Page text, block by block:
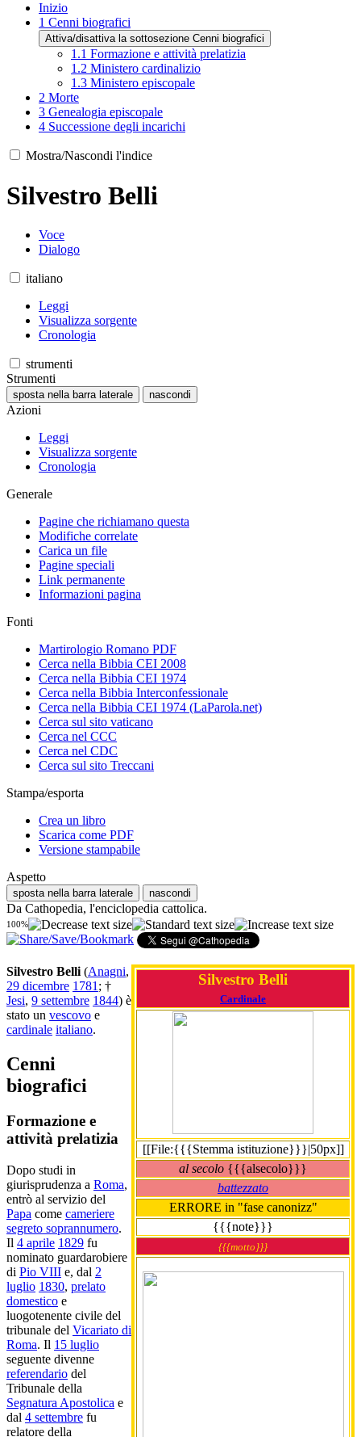
Inizio
1 Cenni biografici
Attiva/disattiva la sottosezione Cenni biografici
1.1 Formazione e attività prelatizia
1.2 Ministero cardinalizio
1.3 Ministero episcopale
2 Morte
3 Genealogia episcopale
4 Successione degli incarichi
Mostra/Nascondi l'indice
Silvestro Belli
Voce
Dialogo
italiano
Leggi
Visualizza sorgente
Cronologia
strumenti
Strumenti
sposta nella barra laterale nascondi
Azioni
Leggi
Visualizza sorgente
Cronologia
Generale
Pagine che richiamano questa
Modifiche correlate
Carica un file
Pagine speciali
Link permanente
Informazioni pagina
Fonti
Martirologio Romano PDF
Cerca nella Bibbia CEI 2008
Cerca nella Bibbia CEI 1974
Cerca nella Bibbia Interconfessionale
Cerca nella Bibbia CEI 1974 (LaParola.net)
Cerca sul sito vaticano
Cerca nel CCC
Cerca nel CDC
Cerca sul sito Treccani
Stampa/esporta
Crea un libro
Scarica come PDF
Versione stampabile
Aspetto
sposta nella barra laterale nascondi
Da Cathopedia, l'enciclopedia cattolica.
100%
Silvestro Belli
Cardinale
[[File:{{{Stemma istituzione}}}|50px]]
al secolo {{{alsecolo}}}
battezzato
ERRORE in "fase canonizz"
{{{note}}}
{{{motto}}}
Silvestro Belli (Anagni,
29 dicembre 1781 ; †
Jesi, 9 settembre 1844) è
stato un vescovo e
cardinale italiano.
Cenni
biografici
Formazione e
attività prelatizia
Dopo studi in
giurisprudenza a Roma,
entrò al servizio del
Papa come cameriere
segreto soprannumero.
Il 4 aprile 1829 fu
nominato guardarobiere
di Pio VIII e, dal 2
luglio 1830, prelato
domestico e
luogotenente civile del
tribunale del Vicariato di
Roma. Il 15 luglio
seguente divenne
referendario del
Tribunale della
Segnatura Apostolica e
dal 4 settembre fu
relatore della